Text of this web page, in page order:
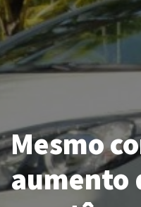
Mesmo
aumento